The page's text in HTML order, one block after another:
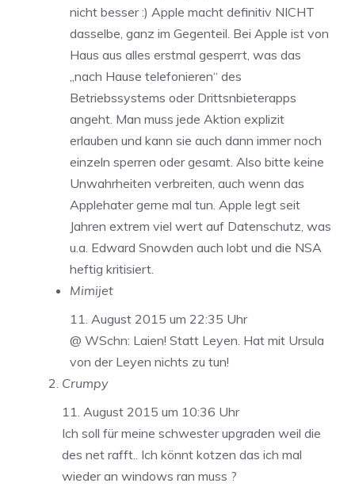
nicht besser :) Apple macht definitiv NICHT
dasselbe, ganz im Gegenteil. Bei Apple ist von
Haus aus alles erstmal gesperrt, was das
„nach Hause telefonieren“ des
Betriebssystems oder Drittsnbieterapps
angeht. Man muss jede Aktion explizit
erlauben und kann sie auch dann immer noch
einzeln sperren oder gesamt. Also bitte keine
Unwahrheiten verbreiten, auch wenn das
Applehater gerne mal tun. Apple legt seit
Jahren extrem viel wert auf Datenschutz, was
u.a. Edward Snowden auch lobt und die NSA
heftig kritisiert.
Mimijet
11. August 2015 um 22:35 Uhr
@ WSchn: Laien! Statt Leyen. Hat mit Ursula
von der Leyen nichts zu tun!
Crumpy
11. August 2015 um 10:36 Uhr
Ich soll für meine schwester upgraden weil die
des net rafft.. Ich könnt kotzen das ich mal
wieder an windows ran muss ?